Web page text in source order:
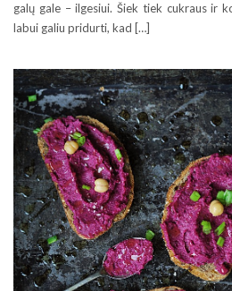
galų gale – ilgesiui. Šiek tiek cukraus ir
labui galiu pridurti, kad […]